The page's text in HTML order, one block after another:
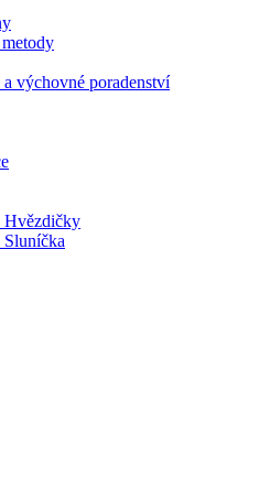
výchovné poradenství
Hvězdičky
Sluníčka